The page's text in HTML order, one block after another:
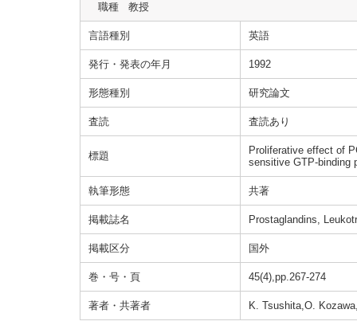
職種
教授
言語種別 英語
発行・発表の年月 1992
形態種別 研究論文
査読 査読あり
標題
Proliferative effect of
sensitive GTP-binding
執筆形態 共著
掲載誌名 Prostaglandins,
掲載区分 国外
巻・号・頁 45(4),pp.267-274
著者・共著者 K. Tsushita,O.